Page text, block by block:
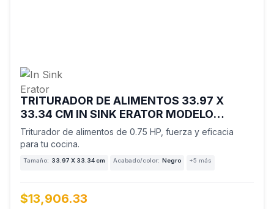
TRITURADOR DE ALIMENTOS 33.97 X
33.34 CM IN SINK ERATOR MODELO
EVOLUTION PLUS 750 SR
Triturador de alimentos de 0.75 HP, fuerza y eficacia
para tu cocina.
Tamaño: 33.97 X 33.34 cm Acabado/color: Negro +5 más
$13,906.33